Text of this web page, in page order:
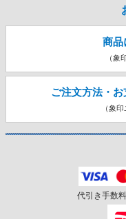
商
（象
ご注文方法・
（象
代引き手数